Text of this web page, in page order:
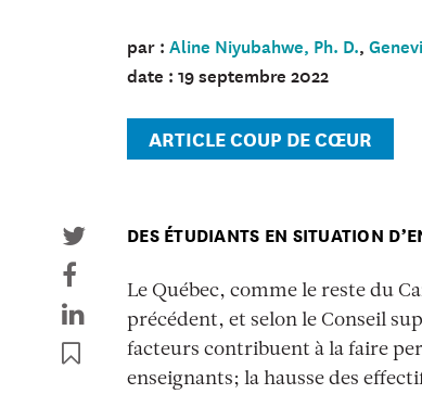
par :Aline Niyubahwe, Ph. D.,
date : 19 septembre 2022
ARTICLE COUP DE CŒUR
DES ÉTUDIANTS EN SITUATION
Le Québec, comme le reste du
précédent, et selon le Conseil
facteurs contribuent à la faire
enseignants; la hausse des